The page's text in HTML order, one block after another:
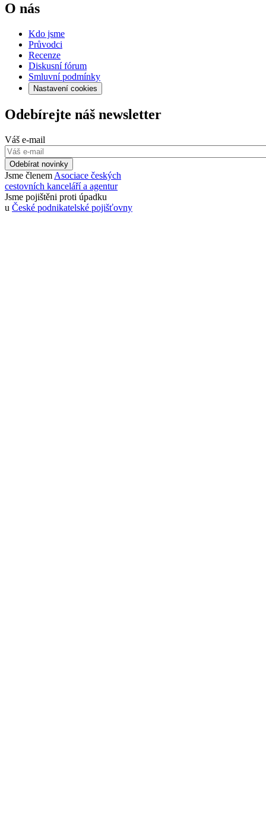
O nás
Kdo jsme
Průvodci
Recenze
Diskusní fórum
Smluvní podmínky
Nastavení cookies
Odebírejte náš newsletter
Váš e-mail
Odebírat novinky
Jsme členem Asociace českých
cestovních kanceláří a agentur
Jsme pojištěni proti úpadku
u České podnikatelské pojišťovny